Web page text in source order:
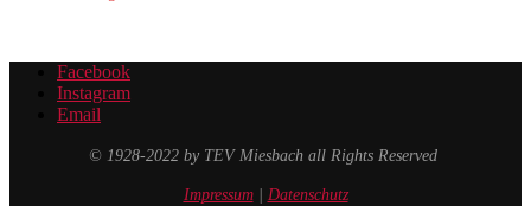
Facebook
Instagram
Email
© 1928-2022 by TEV Miesbach all Rights Reserved
Impressum| Datenschutz